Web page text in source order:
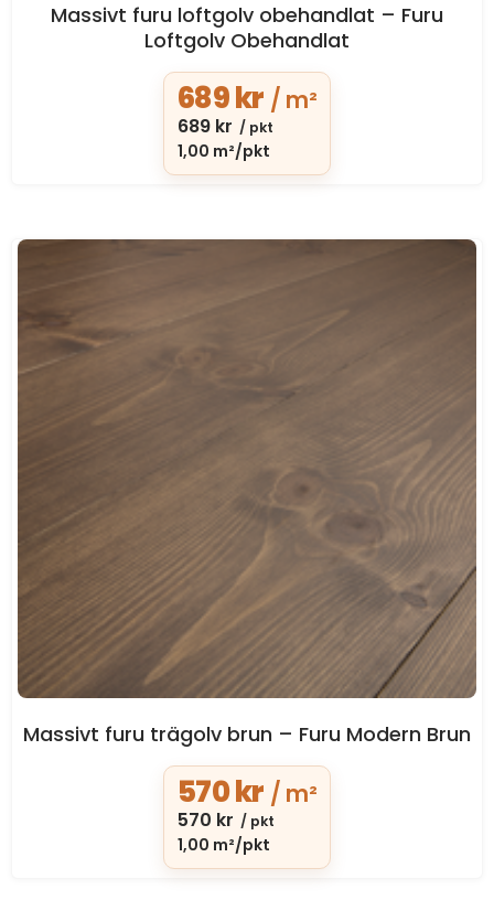
Massivt furu loftgolv obehandlat – Furu
Loftgolv Obehandlat
689kr / m²
689 kr / pkt
1,00 m²/pkt
Massivt furu trägolv brun – Furu Modern Brun
570kr / m²
570 kr / pkt
1,00 m²/pkt